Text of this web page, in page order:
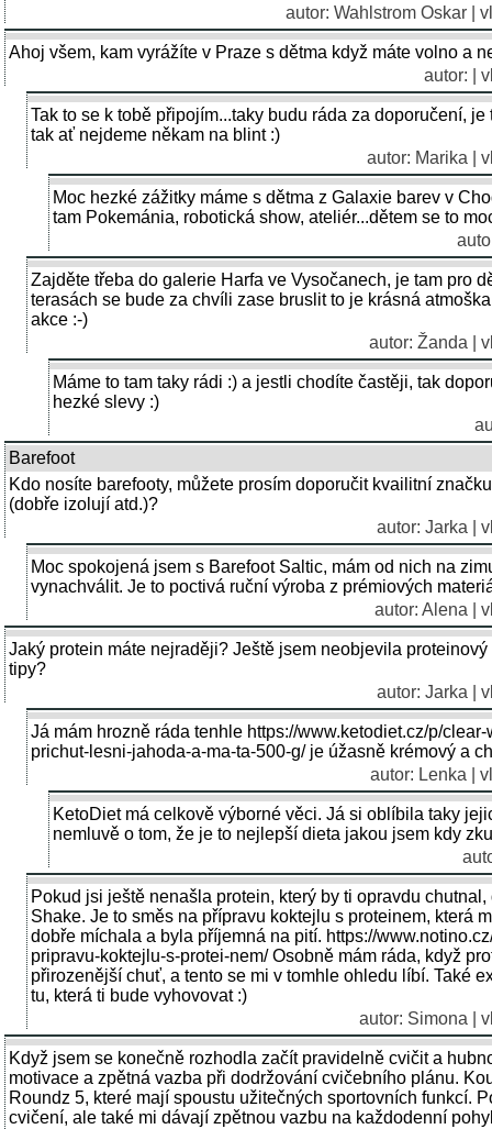
autor: Wahlstrom Oskar |
Ahoj všem, kam vyrážíte v Praze s dětma když máte volno a
autor: |
Tak to se k tobě připojím...taky budu ráda za doporučení,
tak ať nejdeme někam na blint :)
autor: Marika |
Moc hezké zážitky máme s dětma z Galaxie barev v
tam Pokemánia, robotická show, ateliér...dětem se to
Zajděte třeba do galerie Harfa ve Vysočanech, je tam pro
terasách se bude za chvíli zase bruslit to je krásná
akce :-)
autor: Žanda |
Máme to tam taky rádi :) a jestli chodíte častěji, tak
hezké slevy :)
Barefoot
Kdo nosíte barefooty, můžete prosím doporučit kvailitní
(dobře izolují atd.)?
autor: Jarka |
Moc spokojená jsem s Barefoot Saltic, mám od nich na
vynachválit. Je to poctivá ruční výroba z prémiových
autor: Alena |
Jaký protein máte nejraději? Ještě jsem neobjevila
tipy?
autor: Jarka |
Já mám hrozně ráda tenhle https://www.ketodiet.cz/p/
prichut-lesni-jahoda-a-ma-ta-500-g/ je úžasně krémový a
autor: Lenka |
KetoDiet má celkově výborné věci. Já si oblíbila taky
nemluvě o tom, že je to nejlepší dieta jakou jsem kdy
Pokud jsi ještě nenašla protein, který by ti opravdu
Shake. Je to směs na přípravu koktejlu s proteinem, která
dobře míchala a byla příjemná na pití. https://
pripravu-koktejlu-s-protei-nem/ Osobně mám ráda, když
přirozenější chuť, a tento se mi v tomhle ohledu líbí. Také
tu, která ti bude vyhovovat :)
autor: Simona |
Když jsem se konečně rozhodla začít pravidelně cvičit a
motivace a zpětná vazba při dodržování cvičebního plánu.
Roundz 5, které mají spoustu užitečných sportovních funkcí.
cvičení, ale také mi dávají zpětnou vazbu na každodenní